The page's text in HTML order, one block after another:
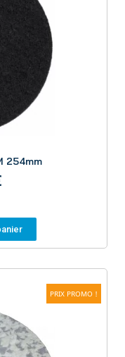
254mm
PRIX PROMO !